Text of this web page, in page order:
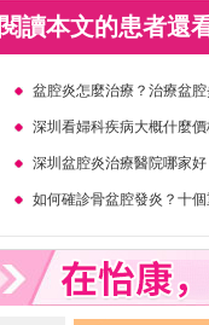
閱讀本文的患者還
盆腔炎怎麼治療？治療盆
深圳看婦科疾病大概什麼
深圳盆腔炎治療醫院哪家好
如何確診骨盆腔發炎？十